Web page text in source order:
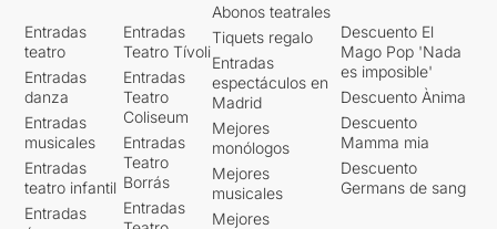
Entradas
teatro
Entradas
danza
Entradas
musicales
Entradas
teatro infantil
Entradas
Entradas
Teatro Tívoli
Entradas
Teatro
Coliseum
Entradas
Teatro
Borrás
Entradas
Abonos teatrales
Tiquets regalo
Entradas
espectáculos en
Madrid
Mejores
monólogos
Mejores
musicales
Mejores
Descuento El
Mago Pop 'Nada
es imposible'
Descuento Ànima
Descuento
Mamma mia
Descuento
Germans de sang